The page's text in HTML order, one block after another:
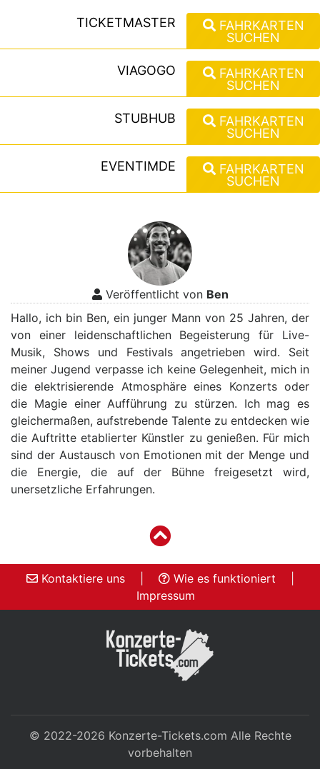
TICKETMASTER
FAHRKARTEN
SUCHEN
VIAGOGO
FAHRKARTEN
SUCHEN
STUBHUB
FAHRKARTEN
SUCHEN
EVENTIMDE
FAHRKARTEN
SUCHEN
Veröffentlicht von Ben
Hallo, ich bin Ben, ein junger Mann von 25 Jahren, der
von einer leidenschaftlichen Begeisterung für Live-
Musik, Shows und Festivals angetrieben wird. Seit
meiner Jugend verpasse ich keine Gelegenheit, mich in
die elektrisierende Atmosphäre eines Konzerts oder
die Magie einer Aufführung zu stürzen. Ich mag es
gleichermaßen, aufstrebende Talente zu entdecken wie
die Auftritte etablierter Künstler zu genießen. Für mich
sind der Austausch von Emotionen mit der Menge und
die Energie, die auf der Bühne freigesetzt wird,
unersetzliche Erfahrungen.
Kontaktiere uns Wie es funktioniert
Impressum
© 2022-2026 Konzerte-Tickets.com Alle Rechte
vorbehalten